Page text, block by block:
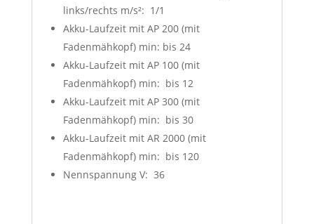
links/rechts m/s²: 1/1
Akku-Laufzeit mit AP 200 (mit
Fadenmähkopf) min: bis 24
Akku-Laufzeit mit AP 100 (mit
Fadenmähkopf) min: bis 12
Akku-Laufzeit mit AP 300 (mit
Fadenmähkopf) min: bis 30
Akku-Laufzeit mit AR 2000 (mit
Fadenmähkopf) min: bis 120
Nennspannung V: 36